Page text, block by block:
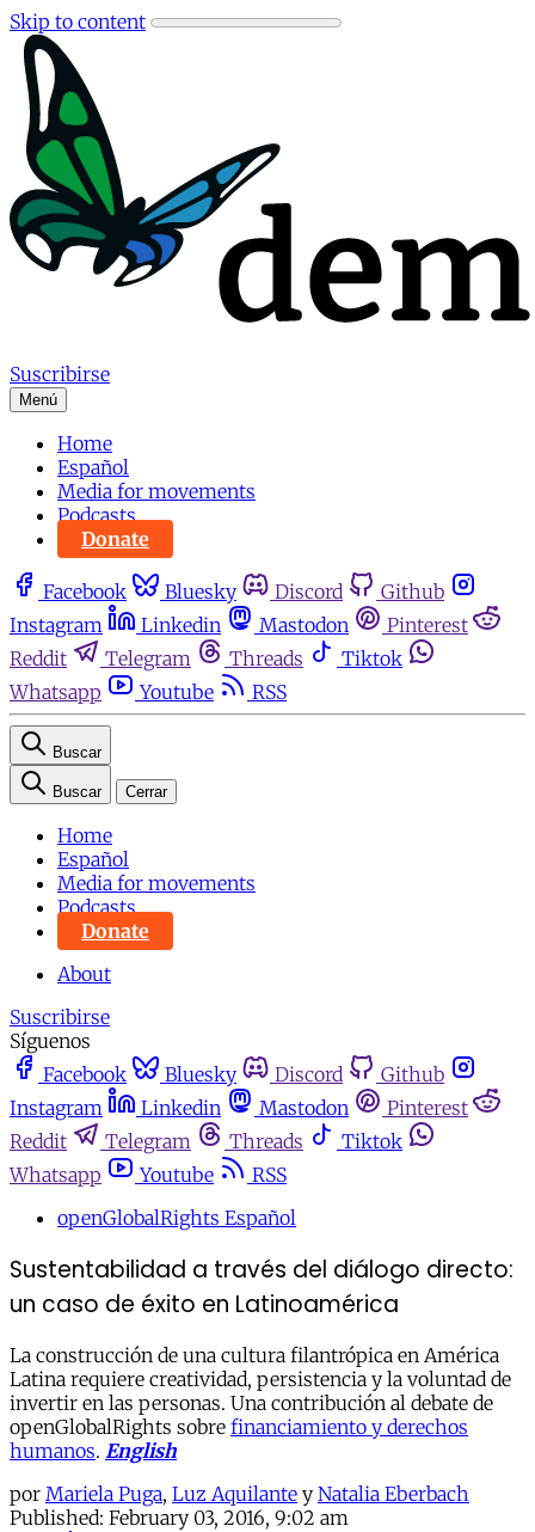
Skip to content
Suscribirse
Menú
Home
Español
Media for movements
Podcasts
Donate
Facebook Bluesky Discord
Github
Instagram
Linkedin Mastodon
Pinterest
Reddit
Telegram Threads
Tiktok
Whatsapp
Youtube RSS
Buscar
Buscar Cerrar
Home
Español
Media for movements
Podcasts
Donate
About
Suscribirse
Síguenos
Facebook
Bluesky Discord
Github
Instagram
Linkedin Mastodon
Pinterest
Reddit
Telegram Threads
Tiktok
Whatsapp
Youtube
RSS
openGlobalRights Español
Sustentabilidad a través del diálogo directo:
un caso de éxito en Latinoamérica
La construcción de una cultura filantrópica en América
Latina requiere creatividad, persistencia y la voluntad de
invertir en las personas. Una contribución al debate de
openGlobalRights sobre financiamiento y derechos
humanos. English
por Mariela Puga, Luz Aquilante y Natalia Eberbach
Published: February 03, 2016, 9:02 am